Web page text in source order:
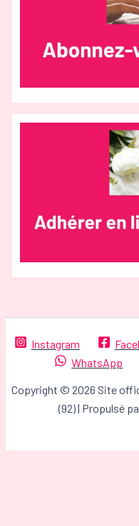
Instagram
WhatsApp
Copyright © 2026 Site
(92) | Propulsé